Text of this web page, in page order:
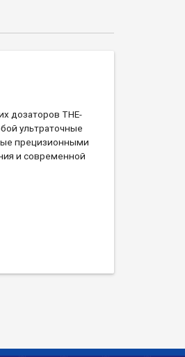
дозаторов THE-
ультраточные
прецизионными
и современной